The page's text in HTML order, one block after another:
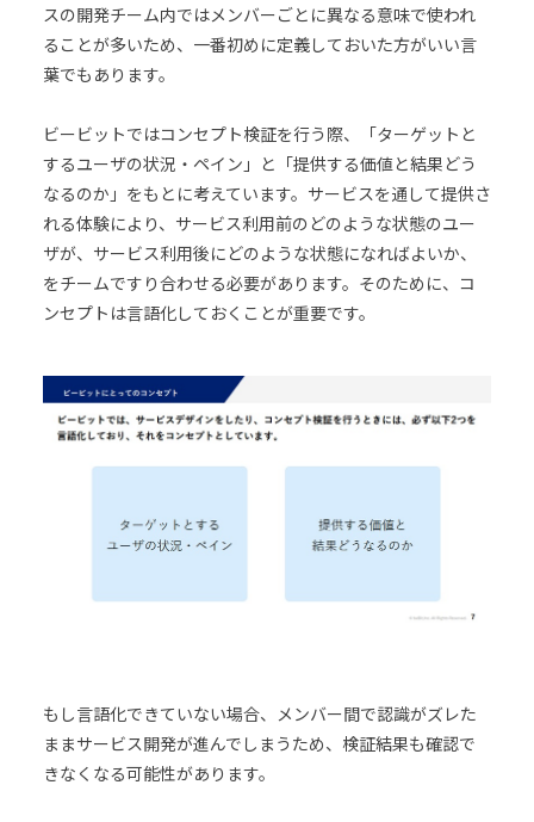
スの開発チーム内ではメンバーごとに異なる意味で使われ
ることが多いため、一番初めに定義しておいた方がいい言
葉でもあります。
ビービットではコンセプト検証を行う際、「ターゲットと
するユーザの状況・ペイン」と「提供する価値と結果どう
なるのか」をもとに考えています。サービスを通して提供さ
れる体験により、サービス利用前のどのような状態のユー
ザが、サービス利用後にどのような状態になればよいか、
をチームですり合わせる必要があります。そのために、コ
ンセプトは言語化しておくことが重要です。
もし言語化できていない場合、メンバー間で認識がズレた
ままサービス開発が進んでしまうため、検証結果も確認で
きなくなる可能性があります。